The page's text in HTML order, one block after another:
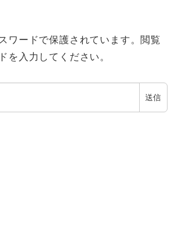
ワードで保護されています。閲覧
を入力してください。